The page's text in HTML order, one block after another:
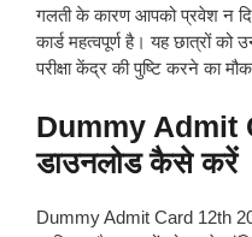
गलती के कारण आपको प्रवेश न
कार्ड महत्वपूर्ण है। यह छात्रों
परीक्षा केंद्र की पुष्टि करने का
Dummy Admit
डाउनलोड कैसे करें
Dummy Admit Card 12th